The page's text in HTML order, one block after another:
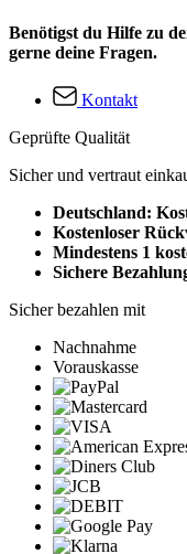
Benötigst du Hilfe zu
gerne deine Fragen.
Kontakt
Geprüfte Qualität
Sicher und vertraut
Deutschland:
Kostenloser
Mindestens 1
Sichere
Sicher bezahlen mit
Nachnahme
Vorauskasse